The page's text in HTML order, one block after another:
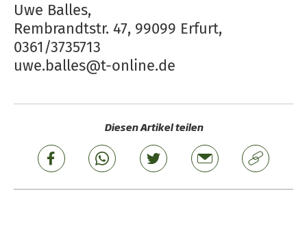
Uwe Balles,
Rembrandtstr. 47, 99099 Erfurt,
0361/3735713
uwe.balles@t-online.de
Diesen Artikel teilen